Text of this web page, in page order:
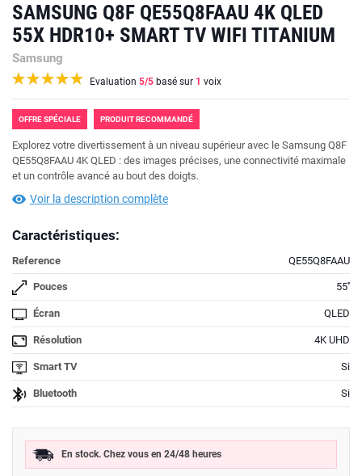
SAMSUNG Q8F QE55Q8FAAU 4K QLED
55X HDR10+ SMART TV WIFI TITANIUM
Samsung
Evaluation 5/5 basé sur 1 voix
OFFRE SPÉCIALE PRODUIT RECOMMANDÉ
Explorez votre divertissement à un niveau supérieur avec le Samsung Q8F
QE55Q8FAAU 4K QLED : des images précises, une connectivité maximale
et un contrôle avancé au bout des doigts.
Voir la description complète
Caractéristiques:
Reference QE55Q8FAAU
Pouces 55''
Écran QLED
Résolution 4K UHD
Smart TV Si
Bluetooth Si
En stock. Chez vous en 24/48 heures